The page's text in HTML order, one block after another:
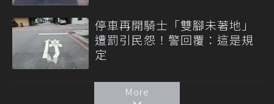
停車再開騎士「雙腳未著地」
遭罰引民怨！警回覆：這是規
定
More